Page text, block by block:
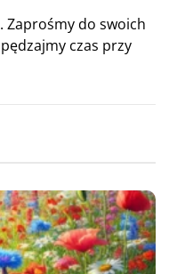
Zaprośmy do swoich
czas przy